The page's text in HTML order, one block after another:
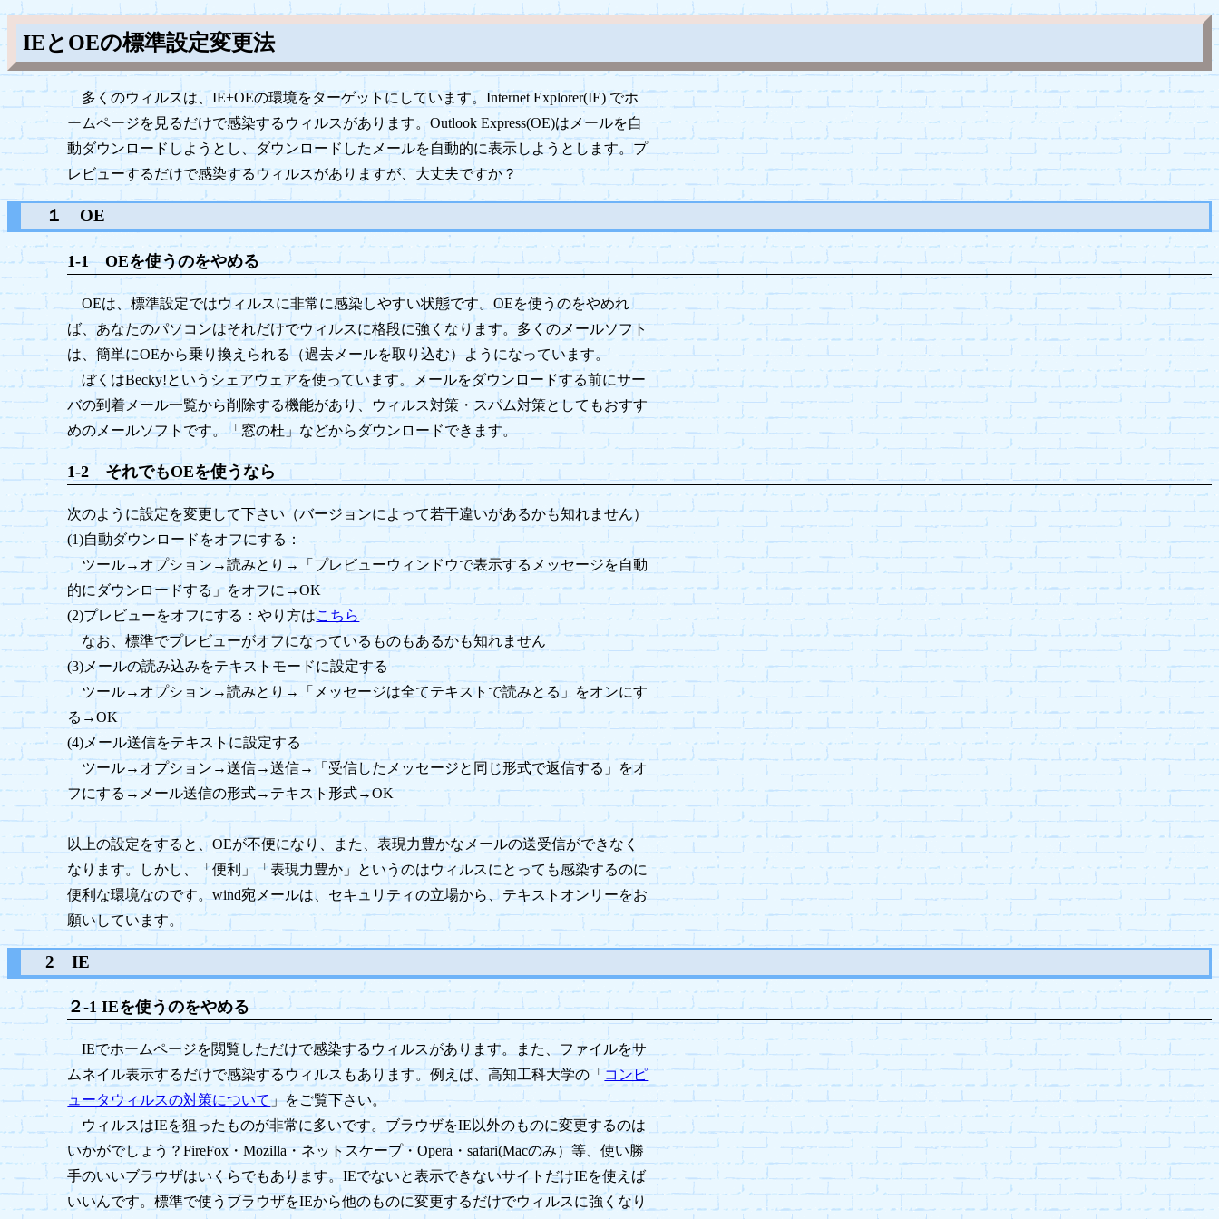
IEとOEの標準設定変更法
多くのウィルスは、IE+OEの環境をターゲットにしています。Internet Explorer(IE) でホ
ームページを見るだけで感染するウィルスがあります。Outlook Express(OE)はメールを自
動ダウンロードしようとし、ダウンロードしたメールを自動的に表示しようとします。プ
レビューするだけで感染するウィルスがありますが、大丈夫ですか？
１ OE
1-1 OEを使うのをやめる
OEは、標準設定ではウィルスに非常に感染しやすい状態です。OEを使うのをやめれ
ば、あなたのパソコンはそれだけでウィルスに格段に強くなります。多くのメールソフト
は、簡単にOEから乗り換えられる（過去メールを取り込む）ようになっています。
ぼくはBecky!というシェアウェアを使っています。メールをダウンロードする前にサー
バの到着メール一覧から削除する機能があり、ウィルス対策・スパム対策としてもおすす
めのメールソフトです。「窓の杜」などからダウンロードできます。
1-2 それでもOEを使うなら
次のように設定を変更して下さい（バージョンによって若干違いがあるかも知れません）
(1)自動ダウンロードをオフにする：
ツール→オプション→読みとり→「プレビューウィンドウで表示するメッセージを自動
的にダウンロードする」をオフに→OK
(2)プレビューをオフにする：やり方はこちら
なお、標準でプレビューがオフになっているものもあるかも知れません
(3)メールの読み込みをテキストモードに設定する
ツール→オプション→読みとり→「メッセージは全てテキストで読みとる」をオンにす
る→OK
(4)メール送信をテキストに設定する
ツール→オプション→送信→送信→「受信したメッセージと同じ形式で返信する」をオ
フにする→メール送信の形式→テキスト形式→OK
以上の設定をすると、OEが不便になり、また、表現力豊かなメールの送受信ができなく
なります。しかし、「便利」「表現力豊か」というのはウィルスにとっても感染するのに
便利な環境なのです。wind宛メールは、セキュリティの立場から、テキストオンリーをお
願いしています。
2 IE
２-1 IEを使うのをやめる
IEでホームページを閲覧しただけで感染するウィルスがあります。また、ファイルをサ
ムネイル表示するだけで感染するウィルスもあります。例えば、高知工科大学の「コンピ
ュータウィルスの対策について」をご覧下さい。
ウィルスはIEを狙ったものが非常に多いです。ブラウザをIE以外のものに変更するのは
いかがでしょう？FireFox・Mozilla・ネットスケープ・Opera・safari(Macのみ）等、使い勝
手のいいブラウザはいくらでもあります。IEでないと表示できないサイトだけIEを使えば
いいんです。標準で使うブラウザをIEから他のものに変更するだけでウィルスに強くなり